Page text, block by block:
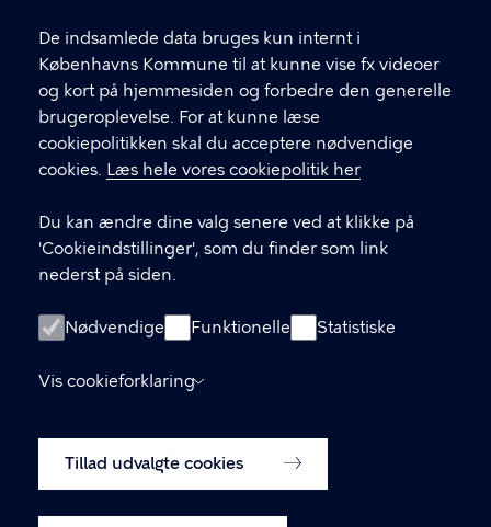
De indsamlede data bruges kun internt i
Københavns Kommune til at kunne vise fx videoer
og kort på hjemmesiden og forbedre den generelle
brugeroplevelse. For at kunne læse
cookiepolitikken skal du acceptere nødvendige
cookies. Læs hele vores cookiepolitik her
Du kan ændre dine valg senere ved at klikke på
'Cookieindstillinger', som du finder som link
nederst på siden.
Nødvendige Funktionelle Statistiske
Vis cookieforklaring
Tillad udvalgte cookies
fFind andre kontakter her
CVR-nummer64942212
GENVEJE
Digital Post
Databeskyttelse
Tilgængelighedserklæring
Om hjemmesiden
Cookiepolitik